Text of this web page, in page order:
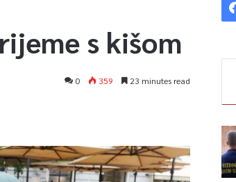
s kišom
0 359 23 minutes read